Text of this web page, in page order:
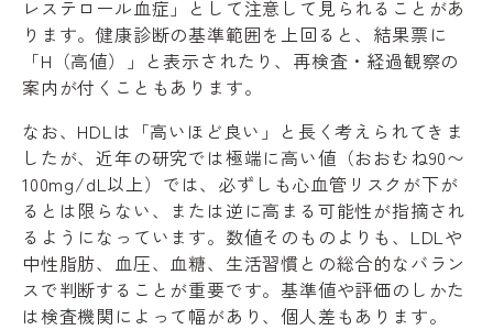
レステロール血症」として注意して見られることがあ
ります。健康診断の基準範囲を上回ると、結果票に
「H（高値）」と表示されたり、再検査・経過観察の
案内が付くこともあります。
なお、HDLは「高いほど良い」と長く考えられてきま
したが、近年の研究では極端に高い値（おおむね90〜
100mg/dL以上）では、必ずしも心血管リスクが下が
るとは限らない、または逆に高まる可能性が指摘され
るようになっています。数値そのものよりも、LDLや
中性脂肪、血圧、血糖、生活習慣との総合的なバラン
スで判断することが重要です。基準値や評価のしかた
は検査機関によって幅があり、個人差もあります。